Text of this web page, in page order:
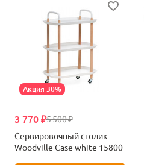
Акция 30%
5 500 ₽
3 770 ₽
Сервировочный столик
Woodville Case white 15800